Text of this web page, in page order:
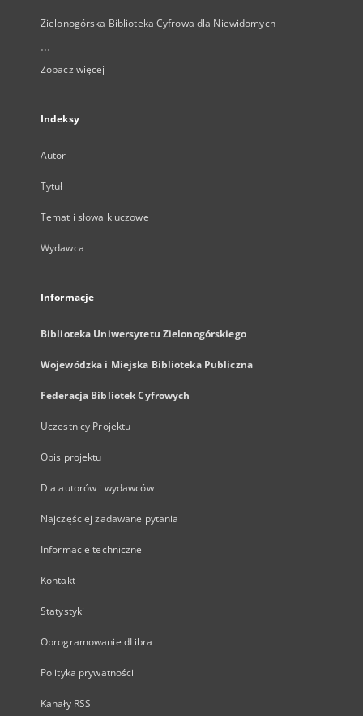
Zielonogórska Biblioteka Cyfrowa dla Niewidomych
...
Zobacz więcej
Indeksy
Autor
Tytuł
Temat i słowa kluczowe
Wydawca
Informacje
Biblioteka Uniwersytetu Zielonogórskiego
Wojewódzka i Miejska Biblioteka Publiczna
Federacja Bibliotek Cyfrowych
Uczestnicy Projektu
Opis projektu
Dla autorów i wydawców
Najczęściej zadawane pytania
Informacje techniczne
Kontakt
Statystyki
Oprogramowanie dLibra
Polityka prywatności
Kanały RSS